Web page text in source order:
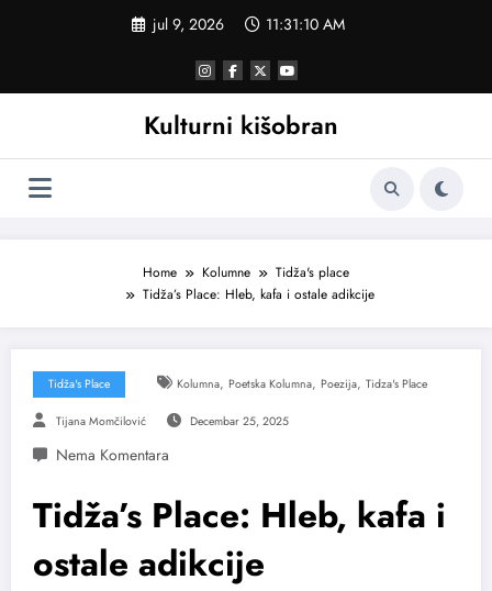
jul 9, 2026 11:31:11 AM
Kulturni kišobran
Home Kolumne
Tidža's place
Tidža’s Place: Hleb, kafa i ostale adikcije
Tidža's Place Kolumna, Poetska Kolumna, Poezija, Tidza's Place
Tijana Momčilović Decembar 25, 2025
Tidža’s Place: Hleb, kafa i
ostale adikcije